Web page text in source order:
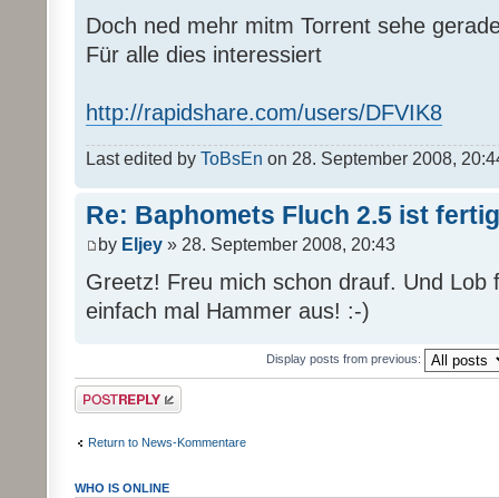
Doch ned mehr mitm Torrent sehe
Für alle dies interessiert
http://rapidshare.com/users/DFVIK8
Last edited by ToBsEn on 28. September 2008,
Re: Baphomets Fluch 2.5 ist fertig
by Eljey » 28. September 2008, 20:43
Greetz! Freu mich schon drauf. Und Lob
einfach mal Hammer aus! :-)
Display posts from previous:
Post a reply
Return to News-Kommentare
WHO IS ONLINE